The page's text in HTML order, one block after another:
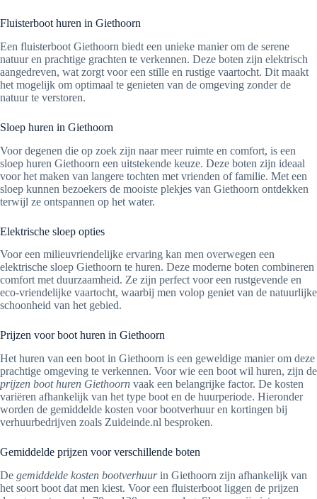
Fluisterboot huren in Giethoorn
Een fluisterboot Giethoorn biedt een unieke manier om de serene
natuur en prachtige grachten te verkennen. Deze boten zijn elektrisch
aangedreven, wat zorgt voor een stille en rustige vaartocht. Dit maakt
het mogelijk om optimaal te genieten van de omgeving zonder de
natuur te verstoren.
Sloep huren in Giethoorn
Voor degenen die op zoek zijn naar meer ruimte en comfort, is een
sloep huren Giethoorn een uitstekende keuze. Deze boten zijn ideaal
voor het maken van langere tochten met vrienden of familie. Met een
sloep kunnen bezoekers de mooiste plekjes van Giethoorn ontdekken
terwijl ze ontspannen op het water.
Elektrische sloep opties
Voor een milieuvriendelijke ervaring kan men overwegen een
elektrische sloep Giethoorn te huren. Deze moderne boten combineren
comfort met duurzaamheid. Ze zijn perfect voor een rustgevende en
eco-vriendelijke vaartocht, waarbij men volop geniet van de natuurlijke
schoonheid van het gebied.
Prijzen voor boot huren in Giethoorn
Het huren van een boot in Giethoorn is een geweldige manier om deze
prachtige omgeving te verkennen. Voor wie een boot wil huren, zijn de
prijzen boot huren Giethoorn vaak een belangrijke factor. De kosten
variëren afhankelijk van het type boot en de huurperiode. Hieronder
worden de gemiddelde kosten voor bootverhuur en kortingen bij
verhuurbedrijven zoals Zuideinde.nl besproken.
Gemiddelde prijzen voor verschillende boten
De gemiddelde kosten bootverhuurin Giethoorn zijn afhankelijk van
het soort boot dat men kiest. Voor een fluisterboot liggen de prijzen